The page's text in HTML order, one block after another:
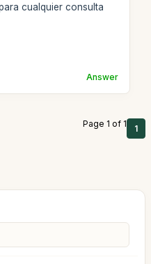
cualquier consulta
Answer
Page 1 of 1 1